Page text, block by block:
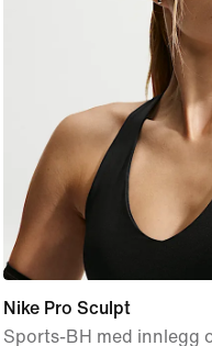
Nike Pro Sculpt
Sports-BH med innlegg